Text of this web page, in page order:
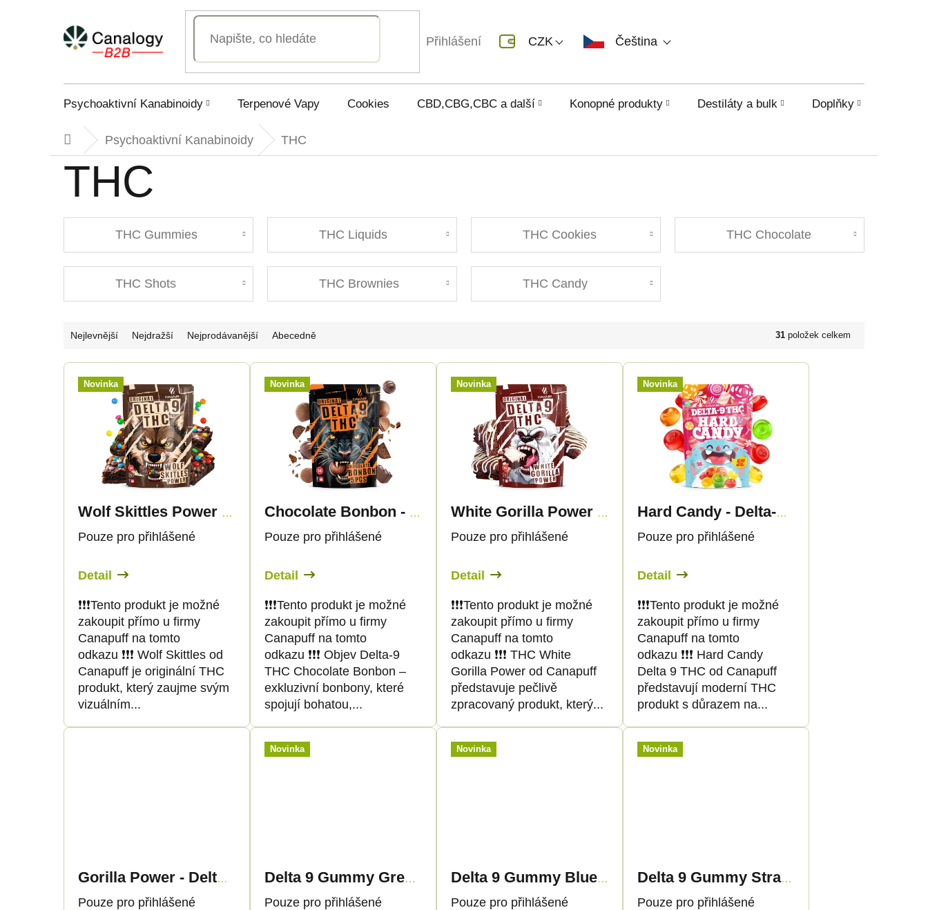
CZK Čeština
Přihlášení
Psychoaktivní Kanabinoidy Terpenové Vapy Cookies CBD,CBG,CBC a další Konopné produkty Destiláty a bulk Doplňky
DomůPsychoaktivní Kanabinoidy THC
THC
THC Gummies THC Liquids THC Cookies THC Chocolate
THC Shots THC Brownies THC Candy
Ř
a
z
p
o
d
u
k
t
Nejlevnější Nejdražší Nejprodávanější Abecedně 31 položek celkem
V
s
p
o
d
u
k
t
Novinka
Wolf Skittles Power - Delta 9 THC
Pouze pro přihlášené
Detail
❗️❗️❗️Tento produkt je možné
zakoupit přímo u firmy
Canapuff na tomto
odkazu ❗️❗️❗️ Wolf Skittles od
Canapuff je originální THC
produkt, který zaujme svým
vizuálním...
Novinka
Chocolate Bonbon - Delta-9 THC
Pouze pro přihlášené
Detail
❗️❗️❗️Tento produkt je možné
zakoupit přímo u firmy
Canapuff na tomto
odkazu ❗️❗️❗️ Objev Delta-9
THC Chocolate Bonbon –
exkluzivní bonbony, které
spojují bohatou,...
Novinka
White Gorilla Power - Delta 9 THC
Pouze pro přihlášené
Detail
❗️❗️❗️Tento produkt je možné
zakoupit přímo u firmy
Canapuff na tomto
odkazu ❗️❗️❗️ THC White
Gorilla Power od Canapuff
představuje pečlivě
zpracovaný produkt, který...
Novinka
Hard Candy - Delta-9 THC
Pouze pro přihlášené
Detail
❗️❗️❗️Tento produkt je možné
zakoupit přímo u firmy
Canapuff na tomto
odkazu ❗️❗️❗️ Hard Candy
Delta 9 THC od Canapuff
představují moderní THC
produkt s důrazem na...
Gorilla Power - Delta 9 THC
Pouze pro přihlášené
Novinka
Delta 9 Gummy Green Appli
Pouze pro přihlášené
Novinka
Delta 9 Gummy Bluebi
Pouze pro přihlášené
Novinka
Delta 9 Gummy Strawbi
Pouze pro přihlášené